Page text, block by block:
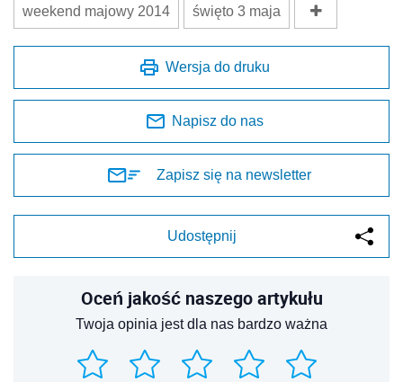
Źródło:
Wersja do druku
Napisz do nas
Zapisz się na newsletter
Udostępnij
Oceń jakość naszego artykułu